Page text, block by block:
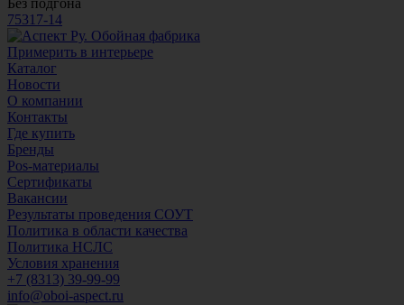
Без подгона
75317-14
Примерить в интерьере
Каталог
Новости
О компании
Контакты
Где купить
Бренды
Pos-материалы
Сертификаты
Вакансии
Результаты проведения СОУТ
Политика в области качества
Политика НСЛС
Условия хранения
+7 (8313) 39-99-99
info@oboi-aspect.ru